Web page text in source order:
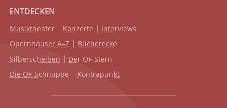
ENTDECKEN
Musiktheater Konzerte
Interviews
Opernhäuser A–Z
Bücherecke
Silberscheiben
Der OF-Stern
Die OF-Schnuppe
Kontrapunkt